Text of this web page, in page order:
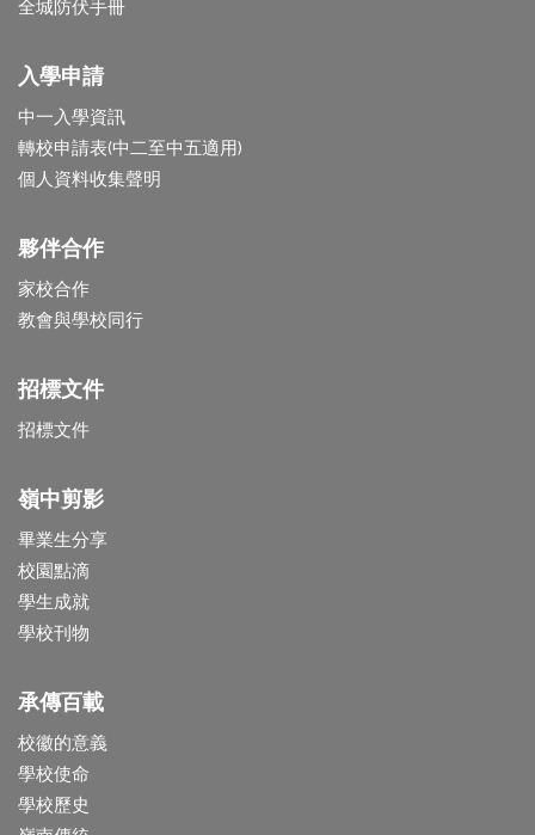
全城防伏手冊
入學申請
中一入學資訊
轉校申請表(中二至中五適用)
個人資料收集聲明
夥伴合作
家校合作
教會與學校同行
招標文件
招標文件
嶺中剪影
畢業生分享
校園點滴
學生成就
學校刊物
承傳百載
校徽的意義
學校使命
學校歷史